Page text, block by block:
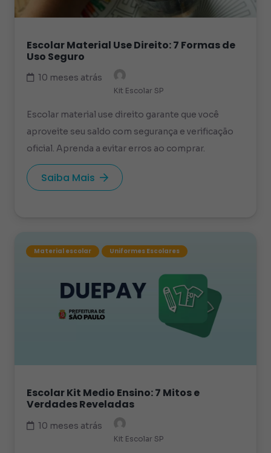
Escolar Material Use Direito: 7 Formas de
Uso Seguro
10 meses atrás
Kit Escolar SP
Escolar material use direito garante que você
aproveite seu saldo com segurança e verificação
oficial. Aprenda a evitar erros ao comprar.
Saiba Mais
Material escolar Uniformes Escolares
Escolar Kit Medio Ensino: 7 Mitos e
Verdades Reveladas
10 meses atrás
Kit Escolar SP